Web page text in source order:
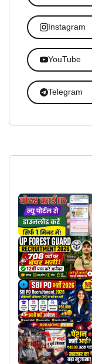
Instagram
YouTube
Telegram